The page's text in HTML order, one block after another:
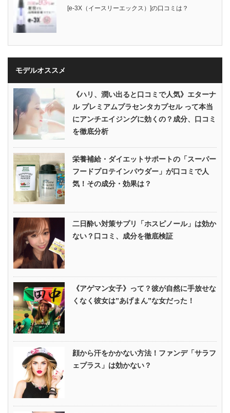
[e-3X（イースリーエックス）]の口コミは？
モデルオススメ
《ハリ、潤い出ると口コミで人気》エターナ
ル プレミアムプラセンタカプセル って本当
にアンチエイジングに効くの？成分、口コミ
を徹底分析
栄養補給・ダイエットサポートの「スーパー
フードプロテインパウダー」が口コミで人
気！その成分・効果は？
二日酔い対策サプリ「ホスピノール」は効か
ない？口コミ、成分を徹底検証
《アゲマン女子》って？彼が自然に手放せな
くなく彼女は”あげまん”な女だった！
顔から汗をかかない方法！ファンデ「サラフ
ェプラス」は効かない？